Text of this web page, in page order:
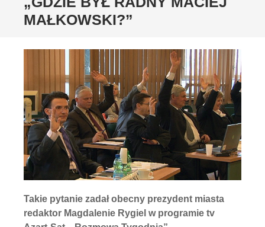
MAŁKOWSKI?”
Takie pytanie zadał obecny prezydent miasta
redaktor Magdalenie Rygiel w programie tv